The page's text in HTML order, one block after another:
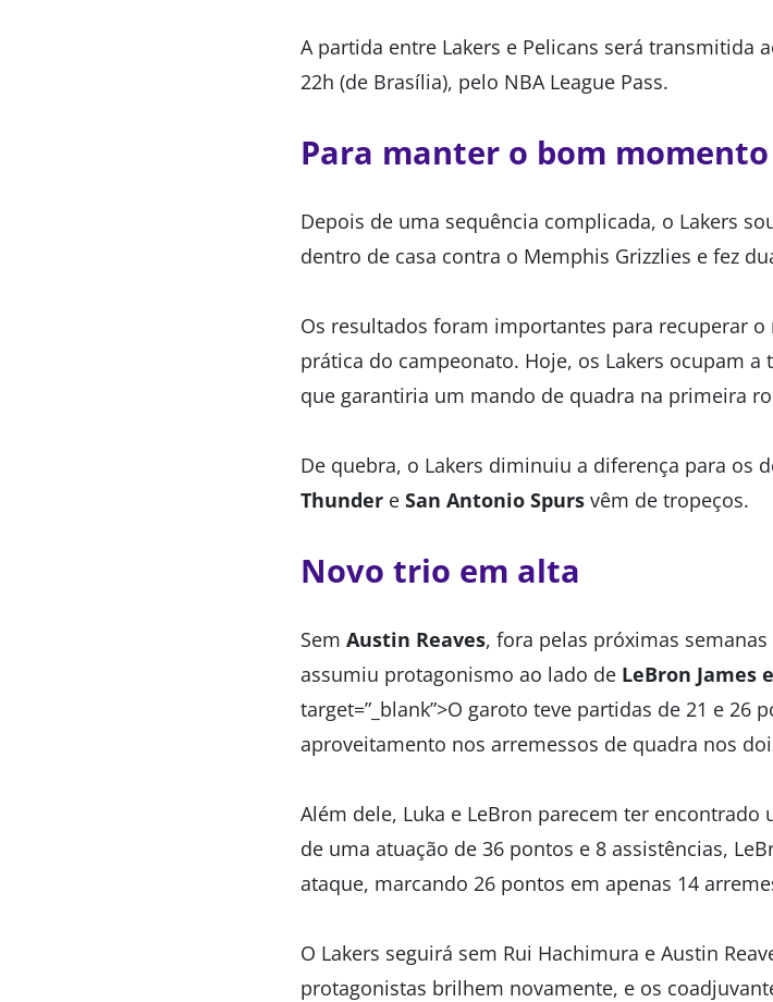
A partida entre Lakers e Pelicans será transmitida
22h (de Brasília), pelo NBA League Pass.
Para manter o bom momento
Depois de uma sequência complicada, o Lakers
dentro de casa contra o Memphis Grizzlies e fez
Os resultados foram importantes para recuperar
prática do campeonato. Hoje, os Lakers ocupam
que garantiria um mando de quadra na primeira
De quebra, o Lakers diminuiu a diferença para os
Thunder e San Antonio Spurs vêm de tropeços.
Novo trio em alta
Sem Austin Reaves, fora pelas próximas
assumiu protagonismo ao lado de LeBron James
target=”_blank”>O garoto teve partidas de 21 e
aproveitamento nos arremessos de quadra nos
Além dele, Luka e LeBron parecem ter
de uma atuação de 36 pontos e 8 assistências,
ataque, marcando 26 pontos em apenas 14
O Lakers seguirá sem Rui Hachimura e Austin
protagonistas brilhem novamente, e os